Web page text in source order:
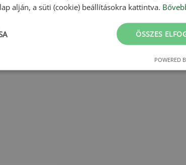
alján, a süti (cookie) beállításokra kattintva.
ÖSSZES
POWERED